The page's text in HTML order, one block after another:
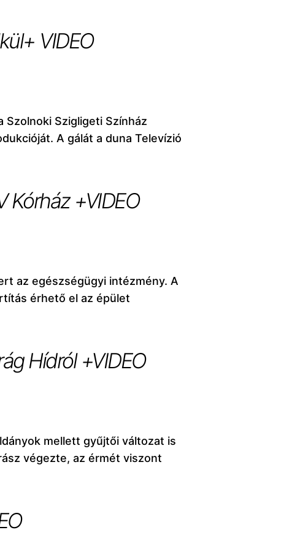
VIDEO
Szolnoki Szigligeti Színház
A gálát a duna Televízió
Kórház +VIDEO
az egészségügyi intézmény. A
érhető el az épület
Hídról +VIDEO
mellett gyűjtői változat is
végezte, az érmét viszont